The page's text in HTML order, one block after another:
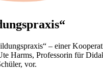
– einer
Harms, Professorin für
vor.